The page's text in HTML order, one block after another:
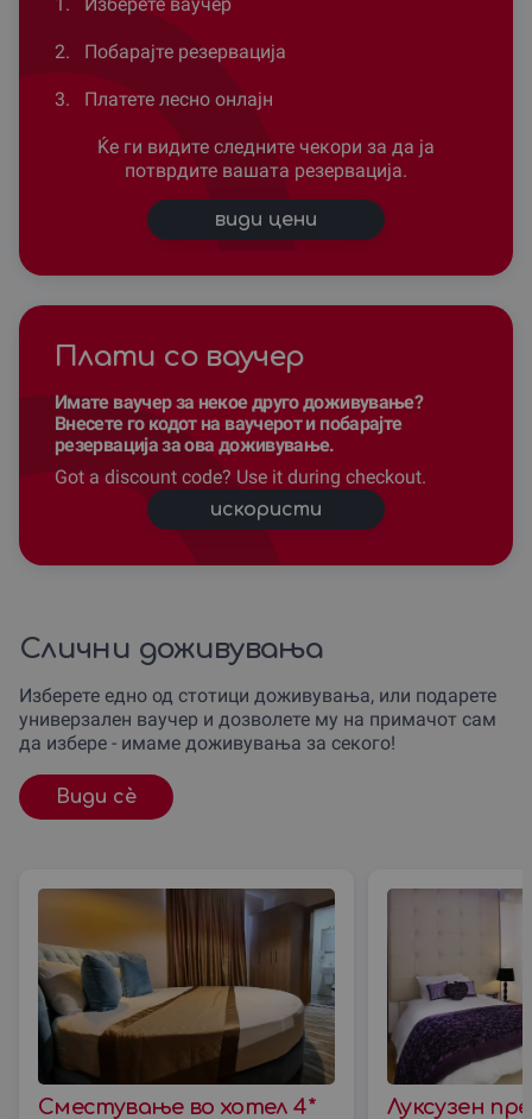
2. Побарајте резервација
3. Платете лесно онлајн
Ќе ги видите следните чекори за да ја
потврдите вашата резервација.
види цени
Плати со ваучер
Имате ваучер за некое друго доживување?
Внесете го кодот на ваучерот и побарајте
резервација за ова доживување.
Got a discount code? Use it during checkout.
искористи
Слични доживувања
Изберете едно од стотици доживувања, или подарете
универзален ваучер и дозволете му на примачот сам
да избере - имаме доживувања за секого!
Види сè
Сместување во хотел 4*
Луксузен